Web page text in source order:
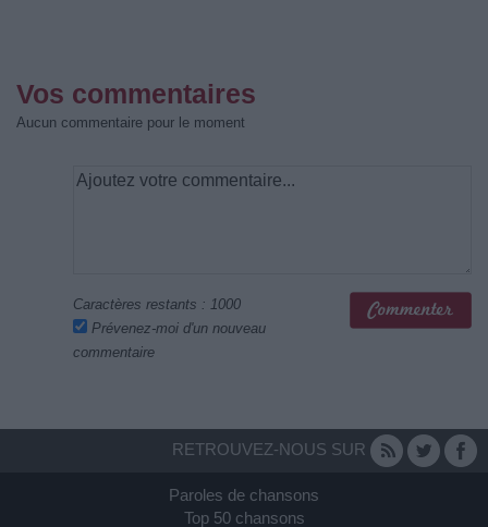
Vos commentaires
Aucun commentaire pour le moment
Caractères restants : 1000
Prévenez-moi d'un nouveau
commentaire
RETROUVEZ-NOUS SUR
Paroles de chansons
Top 50 chansons